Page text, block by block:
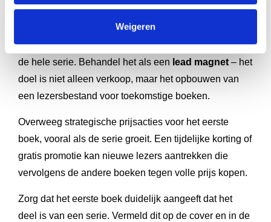
Weigeren
hele serie?
Je eerste boek is je belangrijkste marketingtool voor
de hele serie. Behandel het als een lead magnet – het
doel is niet alleen verkoop, maar het opbouwen van
een lezersbestand voor toekomstige boeken.
Overweeg strategische prijsacties voor het eerste
boek, vooral als de serie groeit. Een tijdelijke korting of
gratis promotie kan nieuwe lezers aantrekken die
vervolgens de andere boeken tegen volle prijs kopen.
Zorg dat het eerste boek duidelijk aangeeft dat het
deel is van een serie. Vermeld dit op de cover en in de